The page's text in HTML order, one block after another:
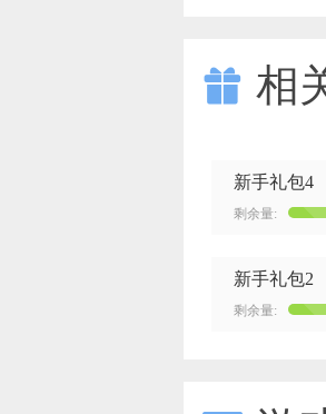
 相
新手礼包4
剩余量:
新手礼包2
剩余量: